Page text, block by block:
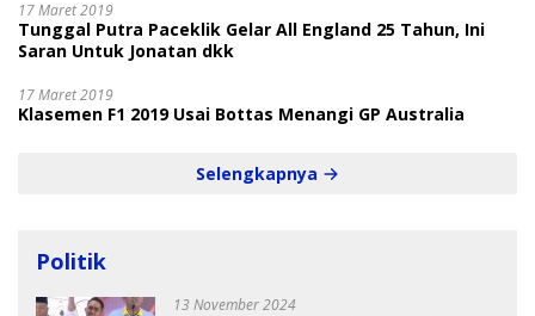
17 Maret 2019
Tunggal Putra Paceklik Gelar All England 25 Tahun, Ini
Saran Untuk Jonatan dkk
17 Maret 2019
Klasemen F1 2019 Usai Bottas Menangi GP Australia
Selengkapnya
Politik
13 November 2024